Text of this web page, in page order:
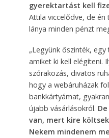
gyerektartást kell
Attila viccelődve, de
lánya minden pénzt
„Legyünk őszinték,
amiket ki kell elégíteni.
szórakozás, divatos
hogy a webáruházak
bankkártyámat,
újabb vásárlásokról.
van, mert kire
Nekem mindenem